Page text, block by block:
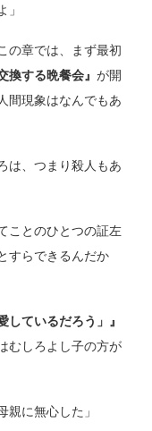
章では、まず最初
換する晩餐会』が開
間現象はなんでもあ
は、つまり殺人もあ
ことのひとつの証左
すらできるんだか
しているだろう」』
むしろよし子の方が
に無心した」